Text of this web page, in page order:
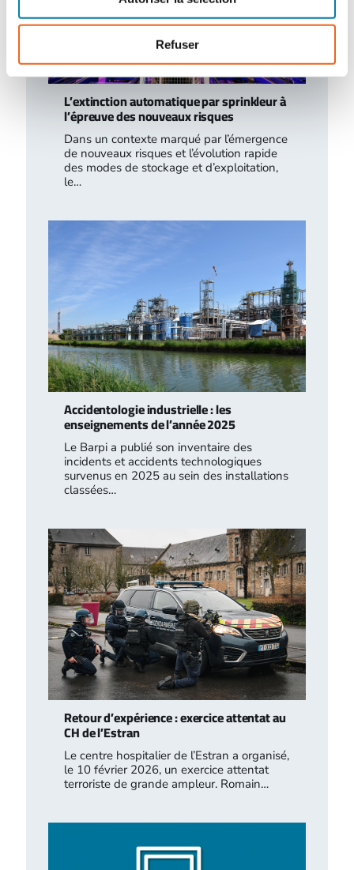
Refuser
L’extinction automatique par sprinkleur à
l’épreuve des nouveaux risques
Dans un contexte marqué par l’émergence
de nouveaux risques et l’évolution rapide
des modes de stockage et d’exploitation,
le…
Accidentologie industrielle : les
enseignements de l’année 2025
Le Barpi a publié son inventaire des
incidents et accidents technologiques
survenus en 2025 au sein des installations
classées…
Retour d’expérience : exercice attentat au
CH de l’Estran
Le centre hospitalier de l’Estran a organisé,
le 10 février 2026, un exercice attentat
terroriste de grande ampleur. Romain…